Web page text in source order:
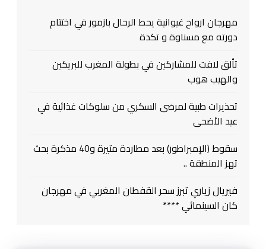
مهرجان ارواح غيوانية يحط الرحال بازمور في اختتام
دورته مع مسناوة و تكدة
تألق لافت للمشاركين في بطولة المغرب للبريكين
والهيب هوب
تحذيرات طبية لمرضى السكري من سلوكات غذائية في
عيد الأضحى
سقوط (الإمبراطور) بعد مطاردة متيرة و40 مذكرة بحث
تهز المنطقة ..
فيريال زياري تبرز سحر القفطان المغربي في مهرجان
كان السينمائي ****